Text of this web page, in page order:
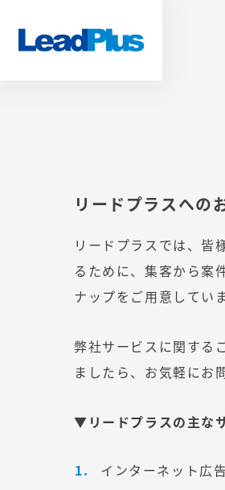
リードプラスへの
リードプラスでは、皆
るために、集客から案
ナップをご用意していま
弊社サービスに関する
ましたら、お気軽にお
▼リードプラスの主な
インターネット広